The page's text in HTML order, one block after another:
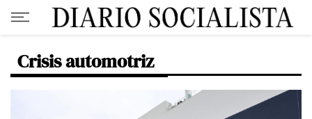
Crisis automotriz